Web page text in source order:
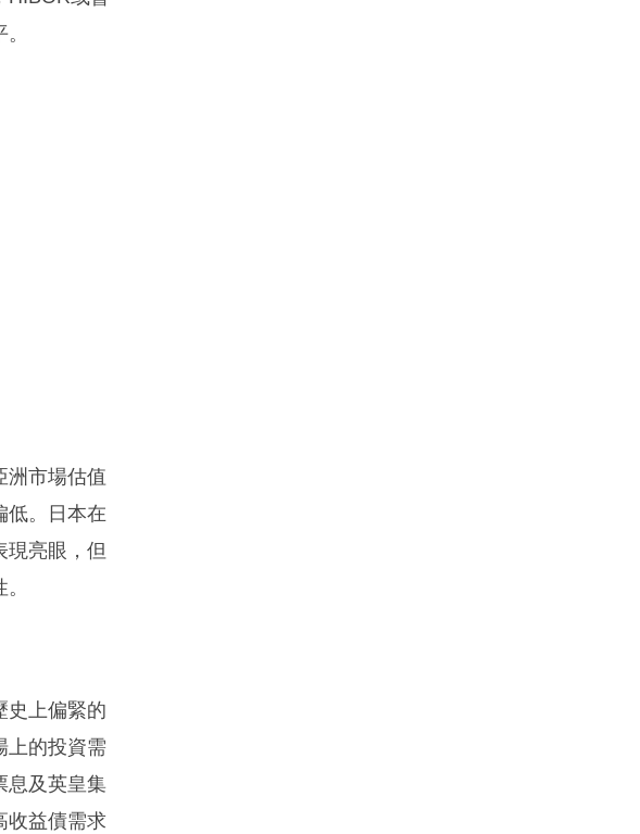
洲市場估值
低。日本在
現亮眼，但
史上偏緊的
上的投資需
息及英皇集
收益債需求